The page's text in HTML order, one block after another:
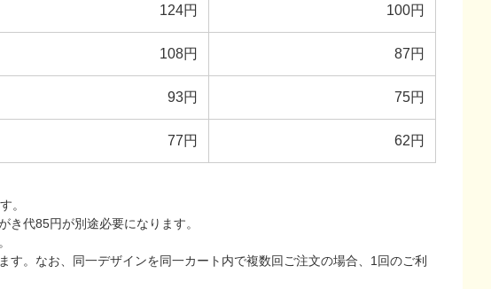
124円 100円
108円 87円
93円 75円
77円 62円
。
代85円が別途必要になります。
。なお、同一デザインを同一カート内で複数回ご注文の場合、1回のご利